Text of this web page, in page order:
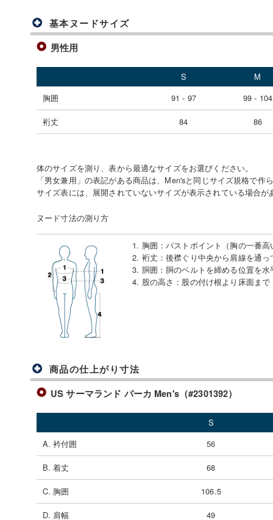
基本ヌードサイズ
男性用
S
M
胸囲
91 - 97 99 - 104
裄丈 84 86
体のサイズを測り、表から最適なサイズをお選びください。
「男女兼用」の表記がある商品は、Men'sと同じサイズ規格で作
サイズ表には、展開されていないサイズが表示されている場合が
ヌード寸法の測り方
1. 胸囲 ：バストポイント（胸の一番
2. 裄丈 ：後襟ぐり中央から肩線を通
3. 胴囲 ： 胴のベルトを締める位置を
4. 股の高さ ： 股の付け根より床面まで
商品の仕上がり寸法
US サーマランド パーカ Men's（#2301392）
S
A. 衿付囲
56
B. 着丈 68
C. 胸囲 106.5
D. 肩幅 49